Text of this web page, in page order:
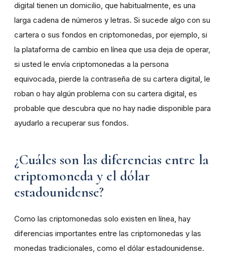
digital tienen un domicilio, que habitualmente, es una
larga cadena de números y letras. Si sucede algo con su
cartera o sus fondos en criptomonedas, por ejemplo, si
la plataforma de cambio en línea que usa deja de operar,
si usted le envía criptomonedas a la persona
equivocada, pierde la contraseña de su cartera digital, le
roban o hay algún problema con su cartera digital, es
probable que descubra que no hay nadie disponible para
ayudarlo a recuperar sus fondos.
¿Cuáles son las diferencias entre la
criptomoneda y el dólar
estadounidense?
Como las criptomonedas solo existen en línea, hay
diferencias importantes entre las criptomonedas y las
monedas tradicionales, como el dólar estadounidense.